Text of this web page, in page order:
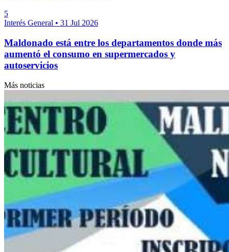
5
Interés General • 31 Jul 2026
Maldonado está entre los departamentos donde más
aumentó el consumo en supermercados y
autoservicios
Más noticias